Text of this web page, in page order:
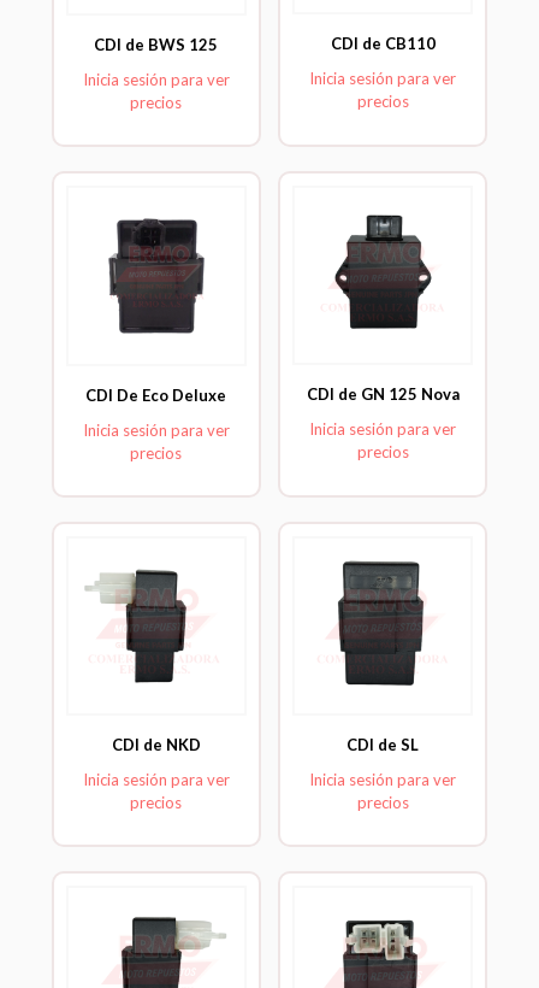
CDI de BWS 125
Inicia sesión para ver
precios
CDI de CB110
Inicia sesión para ver
precios
CDI De Eco Deluxe
Inicia sesión para ver
precios
CDI de GN 125 Nova
Inicia sesión para ver
precios
CDI de NKD
Inicia sesión para ver
precios
CDI de SL
Inicia sesión para ver
precios